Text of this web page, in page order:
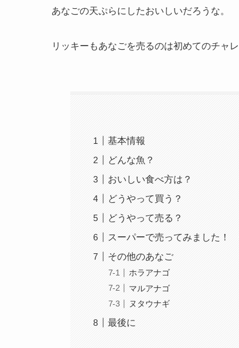
あなごの天ぷらにしたおいしいだろうな。
リッキーもあなごを売るのは初めてのチャレ
基本情報
どんな魚？
おいしい食べ方は？
どうやって買う？
どうやって売る？
スーパーで売ってみました！
その他のあなご
ホラアナゴ
マルアナゴ
ヌタウナギ
最後に